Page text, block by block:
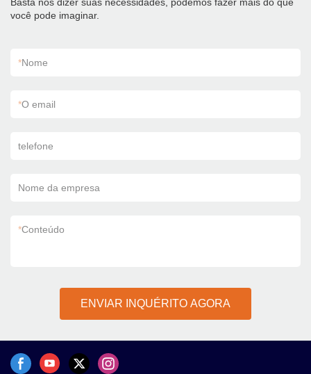
você pode imaginar.
*Nome
*O email
telefone
Nome da empresa
*Conteúdo
ENVIAR INQUÉRITO AGORA